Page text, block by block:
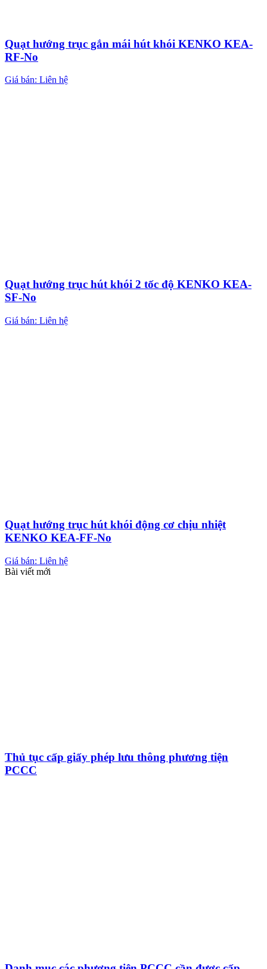
Quạt hướng trục gắn mái hút khói KENKO KEA-
RF-No
Giá bán: Liên hệ
Quạt hướng trục hút khói 2 tốc độ KENKO KEA-
SF-No
Giá bán: Liên hệ
Quạt hướng trục hút khói động cơ chịu nhiệt
KENKO KEA-FF-No
Giá bán: Liên hệ
Bài viết mới
Thủ tục cấp giấy phép lưu thông phương tiện
PCCC